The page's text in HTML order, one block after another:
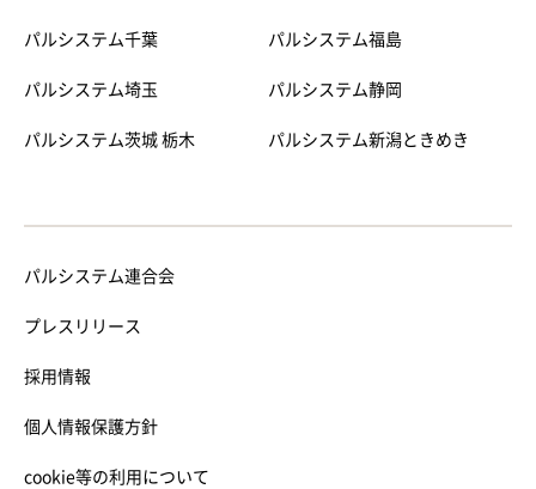
パルシステム千葉
パルシステム埼玉
パルシステム茨城 栃木
パルシステム福島
パルシステム静岡
パルシステム新潟ときめき
パルシステム連合会
プレスリリース
採用情報
個人情報保護方針
cookie等の利用について